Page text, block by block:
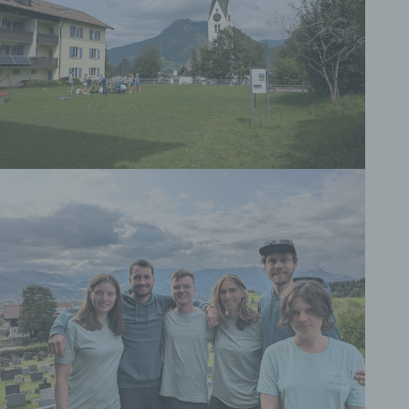
besteht, dass diese personenbezogenen Daten
verwendet werden, um bestimmte persönliche
Aspekte, die sich auf eine natürliche Person
beziehen, zu bewerten, insbesondere, um Aspekte
bezüglich Arbeitsleistung, wirtschaftlicher Lage,
Gesundheit, persönlicher Vorlieben, Interessen,
Zuverlässigkeit, Verhalten, Aufenthaltsort oder
Ortswechsel dieser natürlichen Person zu
analysieren oder vorherzusagen.
Pseudonymisierung ist die Verarbeitung
personenbezogener Daten in einer Weise, auf
welche die personenbezogenen Daten ohne
Hinzuziehung zusätzlicher Informationen nicht
mehr einer spezifischen betroffenen Person
zugeordnet werden können, sofern diese
zusätzlichen Informationen gesondert aufbewahrt
werden und technischen und organisatorischen
Maßnahmen unterliegen, die gewährleisten, dass
die personenbezogenen Daten nicht einer